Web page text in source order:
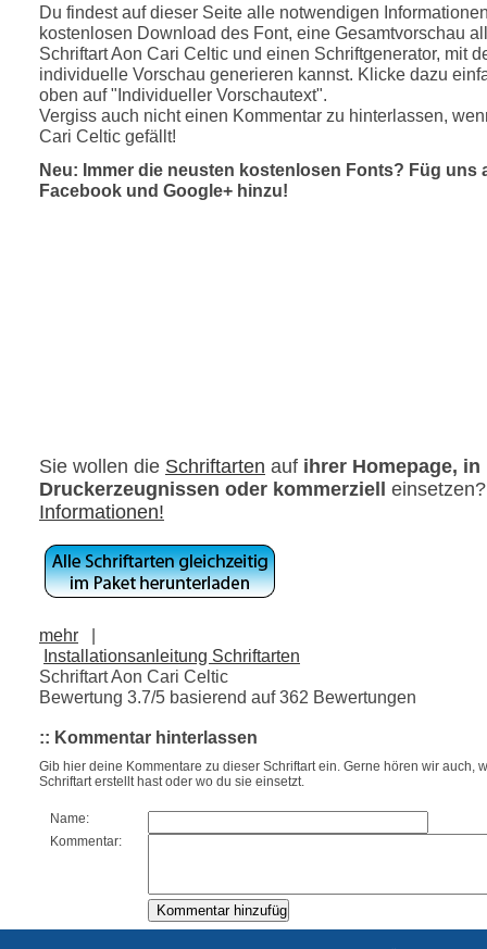
Du findest auf dieser Seite alle notwendigen
kostenlosen Download des Font, eine Gesamtvorschau
Schriftart Aon Cari Celtic und einen Schriftgenerator, mit
individuelle Vorschau generieren kannst. Klicke dazu
oben auf "Individueller Vorschautext".
Vergiss auch nicht einen Kommentar zu hinterlassen,
Cari Celtic gefällt!
Neu: Immer die neusten kostenlosen Fonts? Füg uns
Facebook und Google+ hinzu!
Sie wollen die Schriftarten auf ihrer Homepage, in
Druckerzeugnissen oder kommerziell
Informationen!
mehr
|
Installationsanleitung Schriftarten
Schriftart Aon Cari Celtic
Bewertung 3.7/5 basierend auf362 Bewertungen
:: Kommentar hinterlassen
Gib hier deine Kommentare zu dieser Schriftart ein. Gerne hören wir auch,
Schriftart erstellt hast oder wo du sie einsetzt.
Name:
Kommentar: